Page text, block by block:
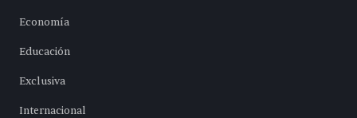
Economía
Educación
Exclusiva
Internacional